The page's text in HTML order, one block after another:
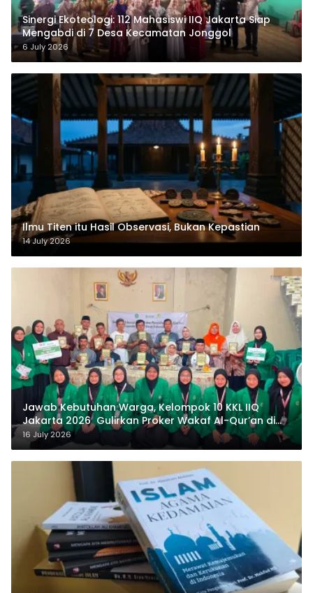
‎Sinergi Ekoteologi: 112 Mahasiswi IIQ Jakarta Siap
Mengabdi di 7 Desa Kecamatan Jonggol
6 July 2026
Ilmu Titen itu Hasil Observasi, Bukan Kepastian
14 July 2026
Jawab Kebutuhan Warga, Kelompok 10 KKL IIQ
Jakarta 2026 Gulirkan Proker Wakaf Al-Qur’an di
Sukamanah
16 July 2026